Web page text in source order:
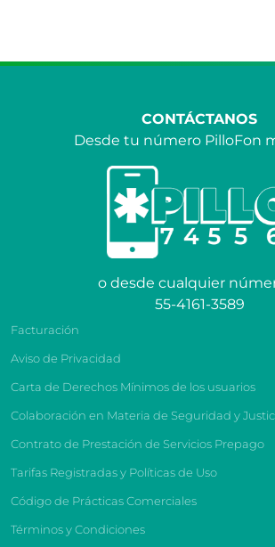
CONTÁCTANOS
Desde tu número PilloFon
o desde cualquier
55-4161-3589
Facturación
Aviso de Privacidad
Carta de Derechos Mínimos de los usuarios
Colaboración en Materia de Seguridad y
Contrato de Prestación de Servicios Prepago
Tarifas Registradas y Políticas de Uso
Código de Prácticas Comerciales
Términos y Condiciones